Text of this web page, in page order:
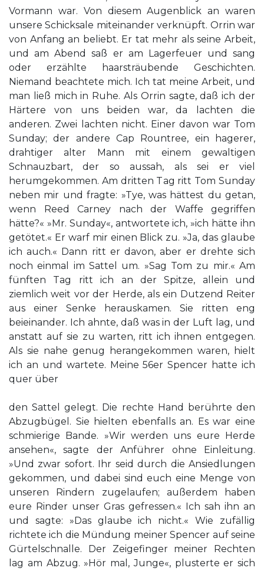
Vormann war. Von diesem Augenblick an waren
unsere Schicksale miteinander verknüpft. Orrin war
von Anfang an beliebt. Er tat mehr als seine Arbeit,
und am Abend saß er am Lagerfeuer und sang
oder erzählte haarsträubende Geschichten.
Niemand beachtete mich. Ich tat meine Arbeit, und
man ließ mich in Ruhe. Als Orrin sagte, daß ich der
Härtere von uns beiden war, da lachten die
anderen. Zwei lachten nicht. Einer davon war Tom
Sunday; der andere Cap Rountree, ein hagerer,
drahtiger alter Mann mit einem gewaltigen
Schnauzbart, der so aussah, als sei er viel
herumgekommen. Am dritten Tag ritt Tom Sunday
neben mir und fragte: »Tye, was hättest du getan,
wenn Reed Carney nach der Waffe gegriffen
hätte?« »Mr. Sunday«, antwortete ich, »ich hätte ihn
getötet.« Er warf mir einen Blick zu. »Ja, das glaube
ich auch.« Dann ritt er davon, aber er drehte sich
noch einmal im Sattel um. »Sag Tom zu mir.« Am
fünften Tag ritt ich an der Spitze, allein und
ziemlich weit vor der Herde, als ein Dutzend Reiter
aus einer Senke herauskamen. Sie ritten eng
beieinander. Ich ahnte, daß was in der Luft lag, und
anstatt auf sie zu warten, ritt ich ihnen entgegen.
Als sie nahe genug herangekommen waren, hielt
ich an und wartete. Meine 56er Spencer hatte ich
quer über
den Sattel gelegt. Die rechte Hand berührte den
Abzugbügel. Sie hielten ebenfalls an. Es war eine
schmierige Bande. »Wir werden uns eure Herde
ansehen«, sagte der Anführer ohne Einleitung.
»Und zwar sofort. Ihr seid durch die Ansiedlungen
gekommen, und dabei sind euch eine Menge von
unseren Rindern zugelaufen; außerdem haben
eure Rinder unser Gras gefressen.« Ich sah ihn an
und sagte: »Das glaube ich nicht.« Wie zufällig
richtete ich die Mündung meiner Spencer auf seine
Gürtelschnalle. Der Zeigefinger meiner Rechten
lag am Abzug. »Hör mal, Junge«, plusterte er sich